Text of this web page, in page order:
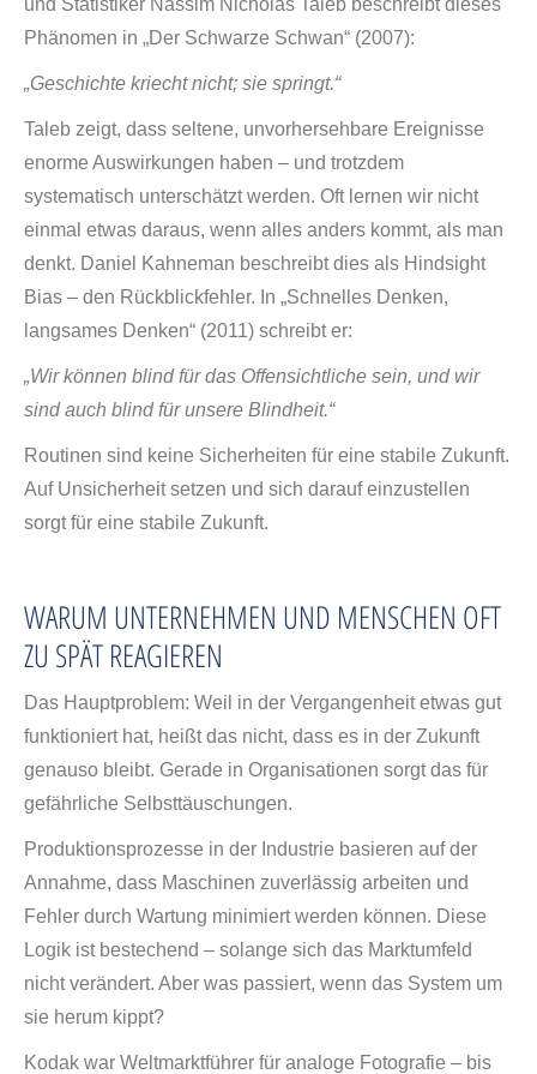
und Statistiker Nassim Nicholas Taleb beschreibt dieses
Phänomen in „Der Schwarze Schwan“ (2007):
„Geschichte kriecht nicht; sie springt.“
Taleb zeigt, dass seltene, unvorhersehbare Ereignisse
enorme Auswirkungen haben – und trotzdem
systematisch unterschätzt werden. Oft lernen wir nicht
einmal etwas daraus, wenn alles anders kommt, als man
denkt. Daniel Kahneman beschreibt dies als Hindsight
Bias – den Rückblickfehler. In „Schnelles Denken,
langsames Denken“ (2011) schreibt er:
„Wir können blind für das Offensichtliche sein, und wir
sind auch blind für unsere Blindheit.“
Routinen sind keine Sicherheiten für eine stabile Zukunft.
Auf Unsicherheit setzen und sich darauf einzustellen
sorgt für eine stabile Zukunft.
WARUM UNTERNEHMEN UND MENSCHEN OFT
ZU SPÄT REAGIEREN
Das Hauptproblem: Weil in der Vergangenheit etwas gut
funktioniert hat, heißt das nicht, dass es in der Zukunft
genauso bleibt. Gerade in Organisationen sorgt das für
gefährliche Selbsttäuschungen.
Produktionsprozesse in der Industrie basieren auf der
Annahme, dass Maschinen zuverlässig arbeiten und
Fehler durch Wartung minimiert werden können. Diese
Logik ist bestechend – solange sich das Marktumfeld
nicht verändert. Aber was passiert, wenn das System um
sie herum kippt?
Kodak war Weltmarktführer für analoge Fotografie – bis